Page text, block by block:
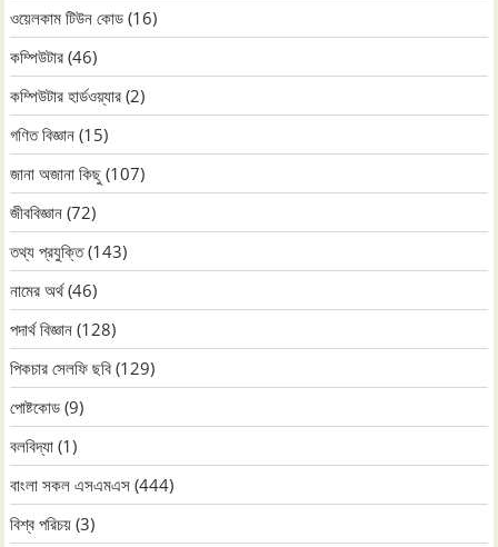
ওয়েলকাম টিউন কোড (16)
কম্পিউটার (46)
কম্পিউটার হার্ডওয়্যার (2)
গণিত বিজ্ঞান (15)
জানা অজানা কিছু (107)
জীববিজ্ঞান (72)
তথ্য প্রযুক্তি(143)
নামের অর্থ(46)
পদার্থ বিজ্ঞান (128)
পিকচার সেলফি ছবি (129)
পোষ্টকোড (9)
বলবিদ্যা (1)
বাংলা সকল এসএমএস (444)
বিশ্ব পরিচয় (3)